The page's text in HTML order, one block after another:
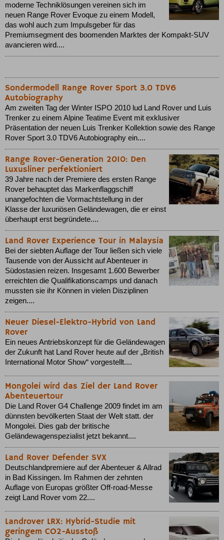
moderne Techniklösungen vereinen sich im
neuen Range Rover Evoque zu einem Modell,
das wohl auch zum Impulsgeber für das
Premiumsegment des boomenden Marktes der Kompakt-SUV
avancieren wird....
Sondermodell Range Rover Sport 3.0 TDV6
Autobiography
Am zweiten Tag der Winter ISPO 2010 lud Land Rover und Luis
Trenker zu einem Alpine Teatime Event mit exklusiver
Präsentation der neuen Luis Trenker Kollektion sowie des Range
Rover Sport 3.0 TDV6 Autobiography ein....
Range Rover-Generation 2010: Den
Luxusliner perfektioniert
39 Jahre nach der Premiere des ersten Range
Rover behauptet das Markenflaggschiff
unangefochten die Vormachtstellung in der
Klasse der luxuriösen Geländewagen, die er einst
überhaupt erst begründete....
Land Rover Experience Tour in Malaysia
Bei der siebten Auflage der Tour ließen sich viele
Tausende von der Aussicht auf Abenteuer in
Südostasien reizen. Insgesamt 1.600 Bewerber
erreichten die Qualifikationscamps und danach
mussten sie ihr Können in vielen Disziplinen
zeigen....
Neuer Diesel-Elektro-Hybrid von Land
Rover
Ein neues Antriebskonzept für die Geländewagen
der Zukunft hat Land Rover heute auf der „British
International Motor Show“ vorgestellt....
Mongolei wird das Ziel der Land Rover
Abenteuertour
Die Land Rover G4 Challenge 2009 findet im am
dünnsten bevölkerten Staat der Welt statt. der
Mongolei. Dies gab der britische
Geländewagenspezialist jetzt bekannt....
Land Rover Defender SVX
Deutschlandpremiere auf der Abenteuer & Allrad
in Bad Kissingen. Im Rahmen der zehnten
Auflage von Europas größter Off-road-Messe
zeigt Land Rover vom 22....
Landrover LRX: Hybrid-Studie mit
geringem CO2-Ausstoß